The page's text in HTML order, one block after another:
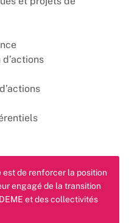
est de renforcer la position
engagé de la transition
et des collectivités